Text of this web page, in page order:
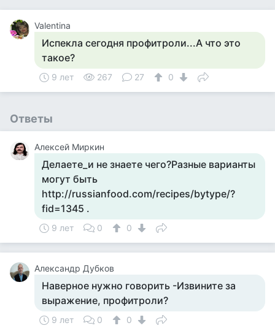
Valentina
Испекла сегодня профитроли...А что это
такое?
9 лет 267 27 0
Ответы
Алексей Миркин
Делаете_и не знаете чего?Разные варианты
могут быть
http://russianfood.com/recipes/bytype/?
fid=1345 .
9 лет 0 0
Александр Дубков
Наверное нужно говорить -Извините за
выражение, профитроли?
9 лет 0 0